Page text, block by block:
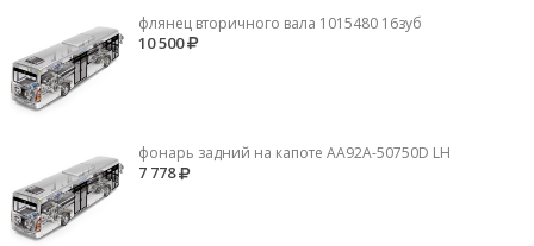
флянец вторичного вала 1015480 16зуб
10 500
фонарь задний на капоте AA92A-50750D LH
7 778